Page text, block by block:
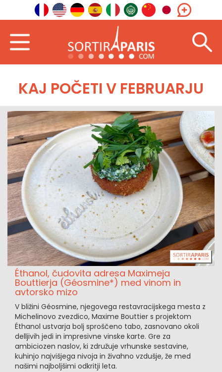
KAJ POČETI V FEBRUARJU
Éthanol, čudovita adresa Maximeja
Bouttierja (Géosmine*) med vinom in
avtorsko mizo
V bližini Géosmine, njegovega restavracijskega mesta z
Michelinovo zvezdico, Maxime Bouttier s projektom
Éthanol ustvarja bolj sproščeno tabo, zasnovano okoli
delljivih jedi in impresivne vinske karte. Gre za
ambiciozen naslov, ki združuje vrhunske sestavine,
kuhinjo najvišjega nivoja in živahno vzdušje, že med
našimi najboljšimi odkritji leta.